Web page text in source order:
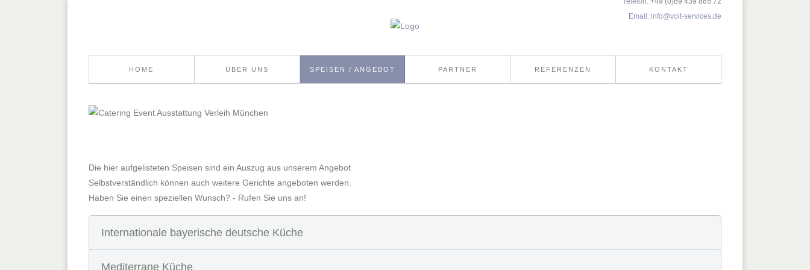
Email: info@voit-services.de
HOME ÜBER UNS SPEISEN / ANGEBOT PARTNER REFERENZEN KONTAKT
Die hier aufgelisteten Speisen sind ein Auszug aus unserem Angebot
Selbstverständlich können auch weitere Gerichte angeboten werden.
Haben Sie einen speziellen Wunsch? - Rufen Sie uns an!
Internationale bayerische deutsche Küche
Mediterrane Küche